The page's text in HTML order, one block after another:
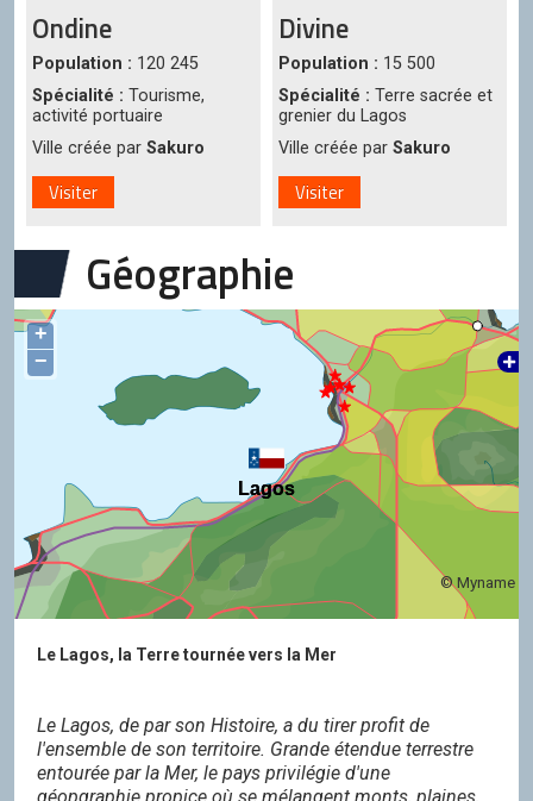
Ondine
Population : 120 245
Spécialité : Tourisme,
activité portuaire
Ville créée par Sakuro
Visiter
Divine
Population : 15 500
Spécialité : Terre sacrée et
grenier du Lagos
Ville créée par Sakuro
Visiter
Géographie
Lagos
Lagos
+
−
© Myname
Le Lagos, la Terre tournée vers la Mer
Le Lagos, de par son Histoire, a du tirer profit de
l'ensemble de son territoire. Grande étendue terrestre
entourée par la Mer, le pays privilégie d'une